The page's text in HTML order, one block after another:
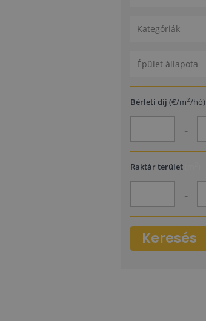
Kategóriák
Épület állapota
Bérleti díj (€/m2/hó)
-
Raktár terület
-
Keresés